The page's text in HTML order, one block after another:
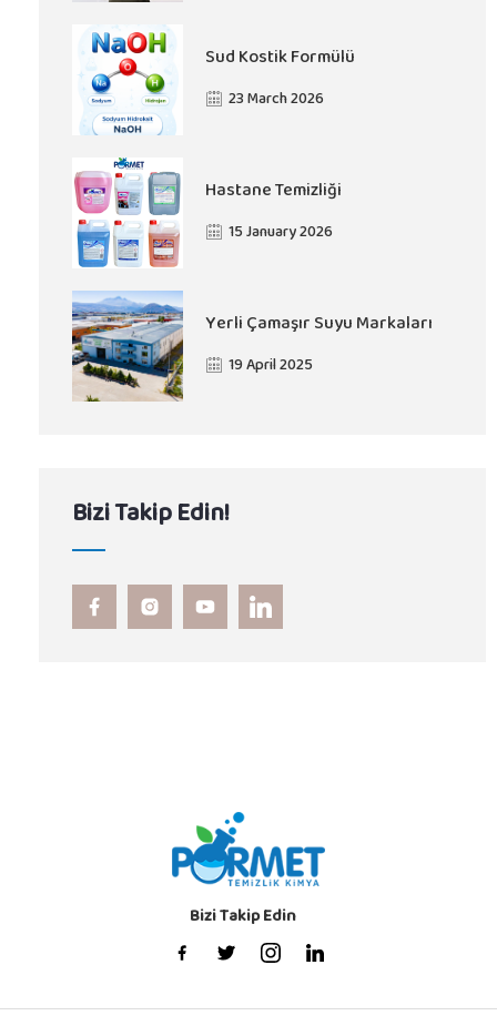
Sud Kostik Formülü
23 March 2026
Hastane Temizliği
15 January 2026
Yerli Çamaşır Suyu Markaları
19 April 2025
Bizi Takip Edin!
Bizi Takip Edin